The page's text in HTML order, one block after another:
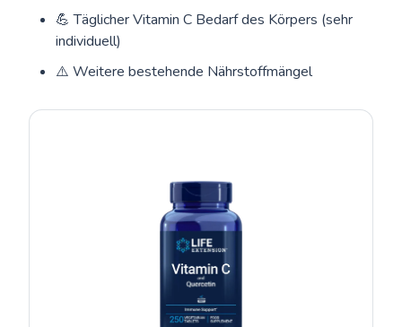
💪 Täglicher Vitamin C Bedarf des Körpers (sehr
individuell)
⚠️ Weitere bestehende Nährstoffmängel